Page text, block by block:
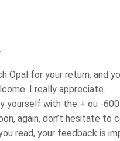
Opal for your return, and
I really appreciate.
yourself with the + ou -
again, don’t hesitate to
read, your feedback is